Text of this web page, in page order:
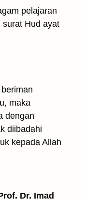
pelajaran
surat Hud ayat
maka
dengan
diibadahi
kepada Allah
Dr. Imad